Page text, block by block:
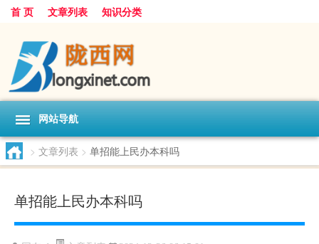
首 页 文章列表 知识分类
网站导航
> 文章列表 > 单招能上民办本科吗
单招能上民办本科吗